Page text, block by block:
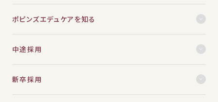
ポピンズエデュケアを知る
中途採用
新卒採用